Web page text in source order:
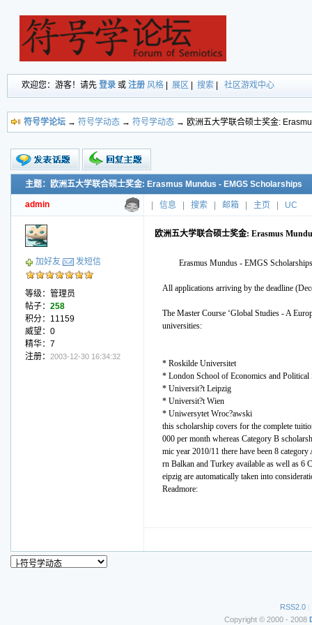
欢迎您：游客！请先 登录 或 注册 风格 展区 搜索 社区游戏中心
符号学论坛 → 符号学动态 → 符号学动态 → 欧洲五大学联合硕士奖金:
新的主题
投票帖
交易帖
小字报
主题：欧洲五大学联合硕士奖金: Erasmus Mundus - EMGS Scholarships
admin 信息 搜索 邮箱 主页 UC
加好友 发短信
等级：管理员
帖子： 258
积分：11159
威望：0
精华：7
注册： 2003-12-30 16:34:32
欧洲五大学联合硕士奖金: Erasmus
Erasmus Mundus - EMGS Scholarships
All applications arriving by the deadline
The Master Course ‘Global Studies - A
universities:
* Roskilde Universitet
* London School of Economics and Political
* Universit?t Leipzig
* Universit?t Wien
* Uniwersytet Wroc?awski
this scholarship covers for the complete
000 per month whereas Category B
mic year 2010/11 there have been 8
rn Balkan and Turkey available as well as 6
eipzig are automatically taken into
Readmore:
RSS2.0 |
Copyright © 2000 - 2008